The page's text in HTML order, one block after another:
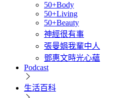
50+Body
50+Living
50+Beauty
神經很有事
張曼娟我輩中人
鄧惠文時光心蘊
Podcast
生活百科